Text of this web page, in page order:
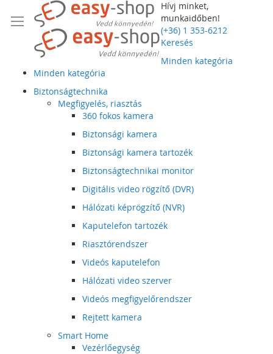
Hívj minket,
munkaidőben!
(+36) 1 353-6212
Keresés
Minden kategória
Minden kategória
Biztonságtechnika
Megfigyelés, riasztás
360 fokos kamera
Biztonsági kamera
Biztonsági kamera tartozék
Biztonságtechnikai monitor
Digitális video rögzítő (DVR)
Hálózati képrögzítő (NVR)
Kaputelefon tartozék
Riasztórendszer
Videós kaputelefon
Hálózati video szerver
Videós megfigyelőrendszer
Rejtett kamera
Smart Home
Vezérlőegység